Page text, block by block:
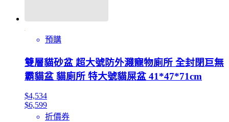
預購
雙層貓砂盆 超大號防外濺寵物廁所 全封閉巨無
霸貓盆 貓廁所 特大號貓屎盆 41*47*71cm
$4,534
$6,599
折價券